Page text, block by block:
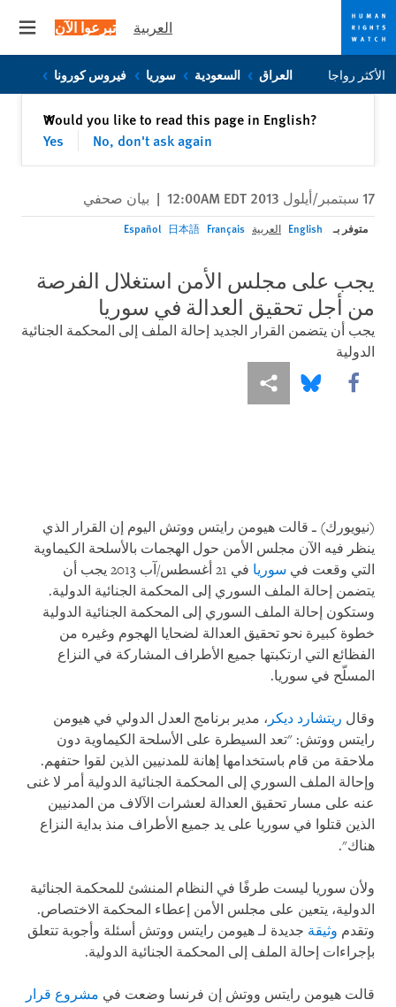
Skip
to
Skip
to
العربية تبرعوا الآن
الأكثر رواجا العراق السعودية سوريا فيروس كورونا
Would you like to read this page in English?
Yes
No, don't ask again
✕إغلاق
17 سبتمبر/أيلول 2013 12:00AM EDT | بيان صحفي
متوفر بـ English العربية Français
日本語
Español
يجب على مجلس الأمن استغلال الفرصة
من أجل تحقيق العدالة في سوريا
يجب أن يتضمن القرار الجديد إحالة الملف إلى المحكمة الجنائية
الدولية
Share this via Facebook
Share this via Bluesky
Share this via مشاركة
(نيويورك) ـ قالت هيومن رايتس ووتش اليوم إن القرار الذي
ينظر فيه الآن مجلس الأمن حول الهجمات بالأسلحة الكيماوية
التي وقعت في سوريا
في 21 أغسطس/آب 2013 يجب أن
يتضمن إحالة الملف السوري إلى المحكمة الجنائية الدولية.
وستكون إحالة الملف السوري إلى المحكمة الجنائية الدولية
خطوة كبيرة نحو تحقيق العدالة لضحايا الهجوم وغيره من
الفظائع التي ارتكبتها جميع الأطراف المشاركة في النزاع
المسلّح في سوريا.
وقال ريتشارد ديكر ، مدير برنامج العدل الدولي في هيومن
رايتس ووتش: "تعد السيطرة على الأسلحة الكيماوية دون
ملاحقة من قام باستخدامها إهانة للمدنيين الذين لقوا حتفهم.
وإحالة الملف السوري إلى المحكمة الجنائية الدولية أمر لا غنى
عنه على مسار تحقيق العدالة لعشرات الآلاف من المدنيين
الذين قتلوا في سوريا على يد جميع الأطراف منذ بداية النزاع
هناك".
ولأن سوريا ليست طرفًا في النظام المنشئ للمحكمة الجنائية
الدولية، يتعين على مجلس الأمن إعطاء المحكمة الاختصاص.
وتقدم وثيقة جديدة لـ هيومن رايتس ووتش أسئلة وأجوبة تتعلق
بإجراءات إحالة الملف إلى المحكمة الجنائية الدولية.
قالت هيومن رايتس ووتش إن فرنسا وضعت في مشروع قرار